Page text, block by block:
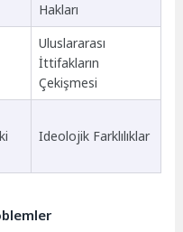
Hakları
Uluslararası
İttifakların
Çekişmesi
Ideolojik Farklılıklar